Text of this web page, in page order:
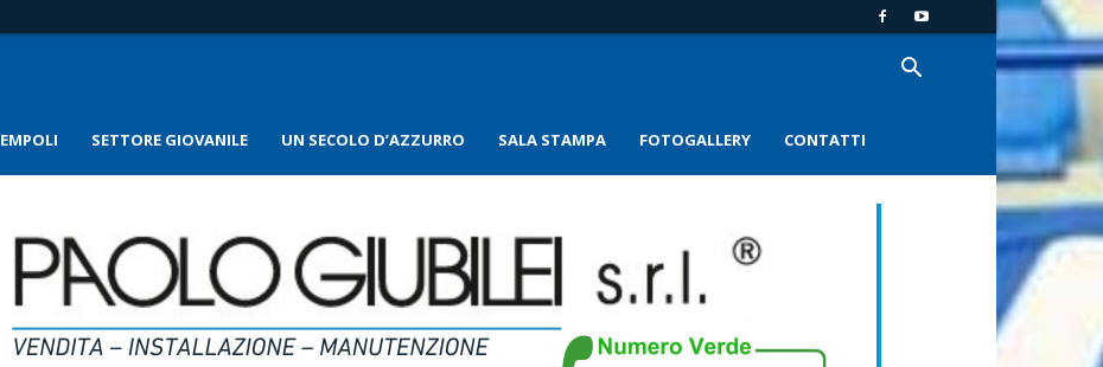
EMPOLI SETTORE GIOVANILE UN SECOLO D’AZZURRO SALA STAMPA FOTOGALLERY CONTATTI